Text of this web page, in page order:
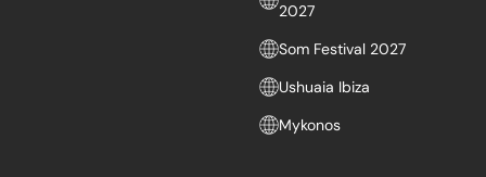
2027
Som Festival 2027
Ushuaia Ibiza
Mykonos